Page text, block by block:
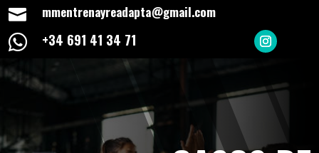
 mmentrenayreadapta@gmail.com
 +34 691 41 34 71